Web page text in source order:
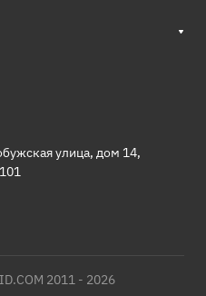
улица, дом 14,
2011 - 2026